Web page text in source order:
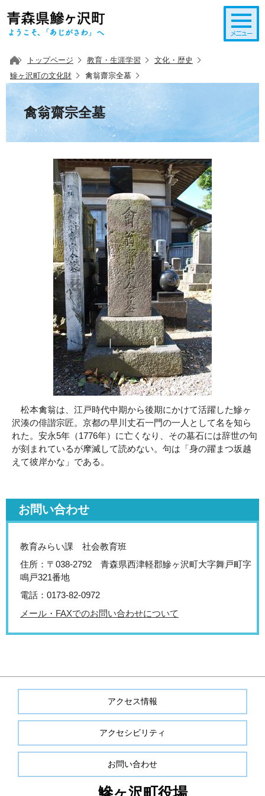
トップページ 教育・生涯学習
文化・歴史
鰺ヶ沢町の文化財
禽翁齋宗全墓
禽翁齋宗全墓
松本禽翁は、江戸時代中期から後期にかけて活躍した鰺ヶ
沢湊の俳諧宗匠。京都の早川丈石一門の一人として名を知ら
れた。安永5年（1776年）に亡くなり、その墓石には辞世の句
が刻まれているが摩滅して読めない。句は「身の躍まつ坂越
えて彼岸かな」である。
お問い合わせ
教育みらい課 社会教育班
住所：〒038-2792 青森県西津軽郡鰺ヶ沢町大字舞戸町字
鳴戸321番地
電話：0173-82-0972
メール・FAXでのお問い合わせについて
アクセス情報
アクセシビリティ
お問い合わせ
鰺ヶ沢町役場